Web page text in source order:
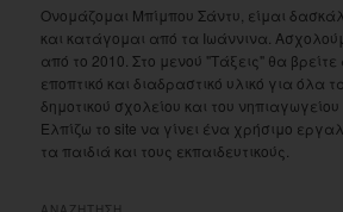
Ονομάζομαι Μπίμπου Σάντυ, είμαι
και κατάγομαι από τα Ιωάννινα.
από το 2010. Στο μενού "Τάξεις" θα
εποπτικό και διαδραστικό υλικό για όλα
δημοτικού σχολείου και του
Ελπίζω το site να γίνει ένα χρήσιμο
τα παιδιά και τους εκπαιδευτικούς.